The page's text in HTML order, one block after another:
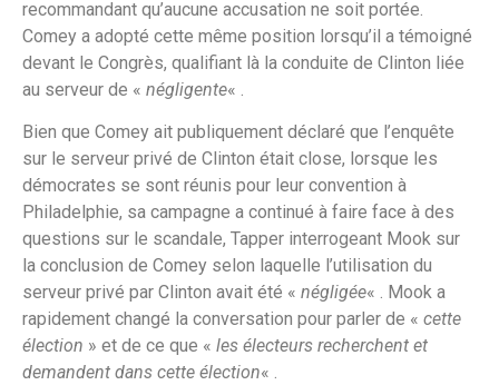
recommandant qu’aucune accusation ne soit portée.
Comey a adopté cette même position lorsqu’il a témoigné
devant le Congrès, qualifiant là la conduite de Clinton liée
au serveur de « négligente« .
Bien que Comey ait publiquement déclaré que l’enquête
sur le serveur privé de Clinton était close, lorsque les
démocrates se sont réunis pour leur convention à
Philadelphie, sa campagne a continué à faire face à des
questions sur le scandale, Tapper interrogeant Mook sur
la conclusion de Comey selon laquelle l’utilisation du
serveur privé par Clinton avait été « négligée« . Mook a
rapidement changé la conversation pour parler de « cette
élection » et de ce que « les électeurs recherchent et
demandent dans cette élection« .